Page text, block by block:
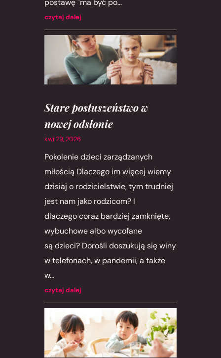
postawę "ma być po...
czytaj dalej
Stare posłuszeństwo w
nowej odsłonie
kwi 29, 2026
Pokolenie dzieci zarządzanych
miłością Dlaczego im więcej wiemy
dzisiaj o rodzicielstwie, tym trudniej
jest nam jako rodzicom? I
dlaczego coraz bardziej zamknięte,
wybuchowe albo wycofane
są dzieci? Dorośli doszukują się winy
w telefonach, w pandemii, a także
w...
czytaj dalej